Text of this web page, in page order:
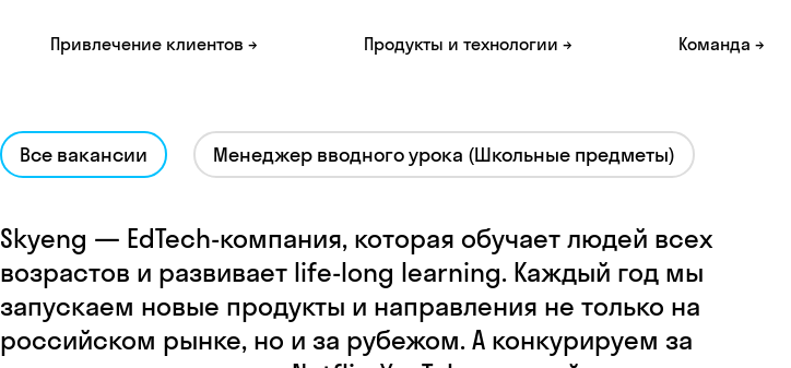
Привлечение клиентов → Продукты и технологии → Команда →
Все вакансии Менеджер вводного урока (Школьные предметы)
Skyeng — EdTech-компания, которая обучает людей всех
возрастов и развивает life-long learning. Каждый год мы
запускаем новые продукты и направления не только на
российском рынке, но и за рубежом. А конкурируем за